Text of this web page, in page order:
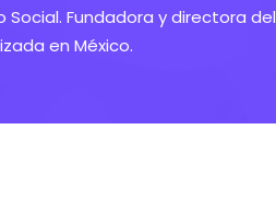
Fundadora y directora del
en México.